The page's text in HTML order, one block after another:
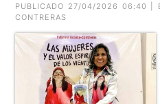
PUBLICADO 27/04/2026 06:40 |
CONTRERAS